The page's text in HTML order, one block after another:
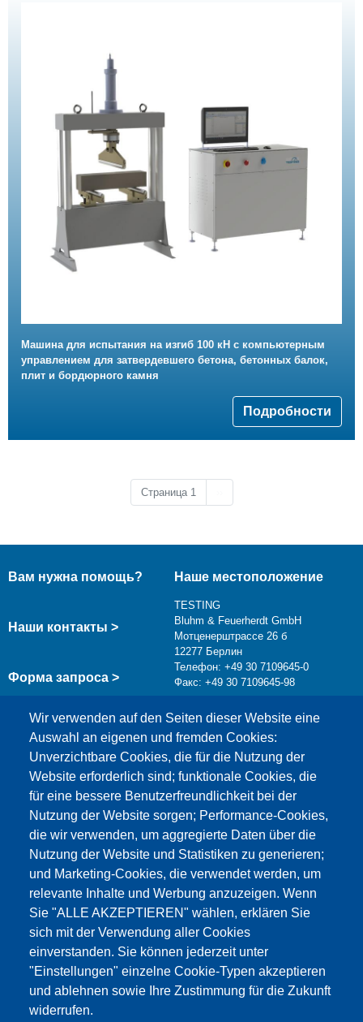
Машина для испытания на изгиб 100 кН с компьютерным
управлением для затвердевшего бетона, бетонных балок,
плит и бордюрного камня
Подробности
Страница 1
Wir verwenden auf den Seiten dieser Website eine
Auswahl an eigenen und fremden Cookies:
Unverzichtbare Cookies, die für die Nutzung der
Website erforderlich sind; funktionale Cookies, die
für eine bessere Benutzerfreundlichkeit bei der
Nutzung der Website sorgen; Performance-Cookies,
die wir verwenden, um aggregierte Daten über die
Nutzung der Website und Statistiken zu generieren;
und Marketing-Cookies, die verwendet werden, um
relevante Inhalte und Werbung anzuzeigen. Wenn
Sie "ALLE AKZEPTIEREN" wählen, erklären Sie
sich mit der Verwendung aller Cookies
einverstanden. Sie können jederzeit unter
"Einstellungen" einzelne Cookie-Typen akzeptieren
und ablehnen sowie Ihre Zustimmung für die Zukunft
widerrufen.
Вам нужна помощь?
Наши контакты >
Форма запроса >
Наше местоположение
TESTING
Bluhm & Feuerherdt GmbH
Мотценерштрассе 26 б
12277 Берлин
Телефон: +49 30 7109645-0
Факс: +49 30 7109645-98
info@testing.de
Этот материал заблокирован, потому что
файлы cookie Google Maps не были приняты.
НЕОБХОДИМО ПРИНЯТЬ ТОЛЬКО
ФАЙЛЫ COOKIE GOOGLE MAPS.
Alle Cookies akzeptieren